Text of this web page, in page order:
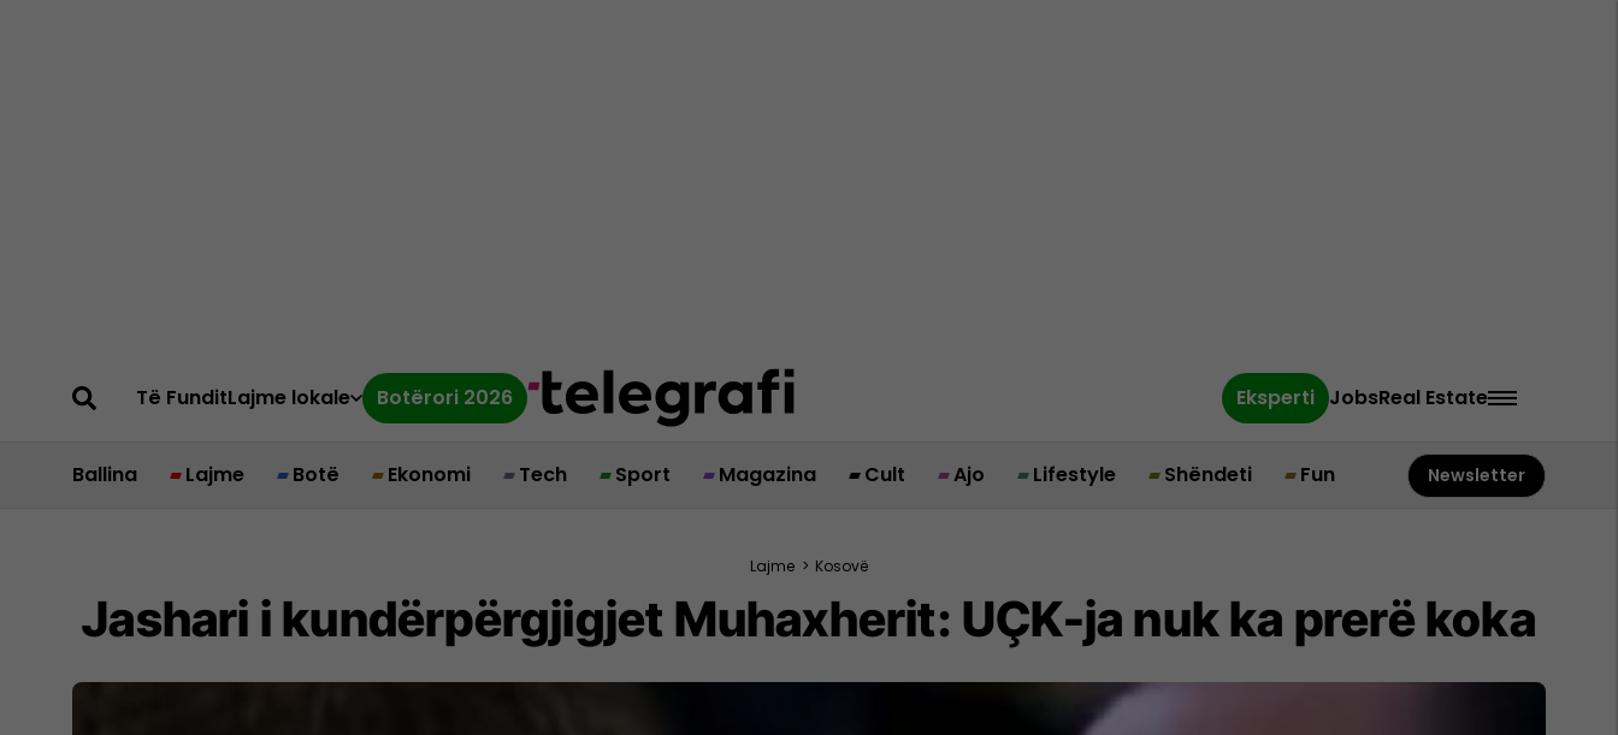
Të FunditLajme lokale Botërori 2026 Eksperti JobsReal Estate
Ballina Lajme Botë Ekonomi Tech Sport Magazina Cult Ajo Lifestyle Shëndeti Fun Newsletter
Lajme > Kosovë
Jashari i kundërpërgjigjet Muhaxherit: UÇK-ja nuk ka prerë koka